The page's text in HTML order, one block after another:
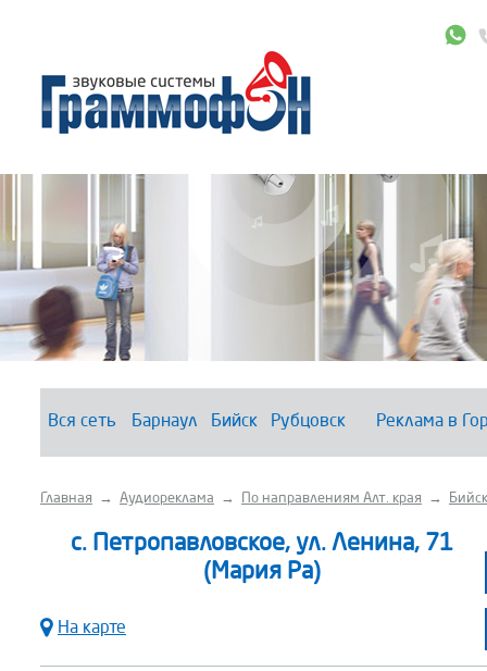
Вся сеть Барнаул Бийск Рубцовск Реклама в
Главная → Аудиореклама → По направлениям Алт. края →
с. Петропавловское, ул. Ленина, 71
(Мария Ра)
На карте